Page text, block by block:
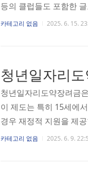
등의 클럽들도 포함한
드컵이 8개팀의 참가로
클럽 월드컵 입니다. 북
카테고리 없음 2025. 6. 15.
청년일자리
청년일자리도약장려금
이 제도는 특히 15세에
경우 재정적 지원을 제
해소하는 데 큰 역할을
카테고리 없음 2025. 6. 9.